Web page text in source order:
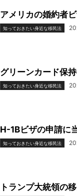
アメリカの婚約者
知っておきたい身近な移民法
グリーンカード保
知っておきたい身近な移民法
H-1Bビザの申請に
知っておきたい身近な移民法
トランプ大統領の